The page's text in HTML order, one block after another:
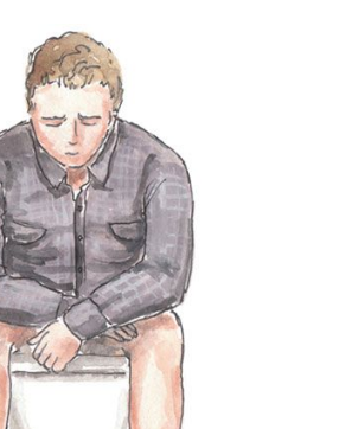
POZBYĆ